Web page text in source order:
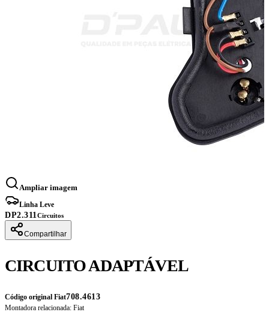
Ampliar imagem
Linha Leve
DP2.311Circuitos
Compartilhar
CIRCUITO ADAPTÁVEL
Código original Fiat708.4613
Montadora relacionada: Fiat